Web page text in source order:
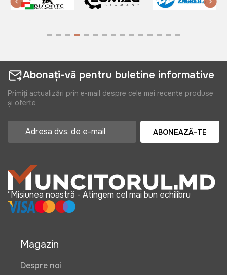
Abonați-vă pentru buletine informative
Primiți actualizări prin e-mail despre cele mai recente produse
și oferte
ABONEAZĂ-TE
“Misiunea noastră - Atingem cel mai bun echilibru
Magazin
Despre noi